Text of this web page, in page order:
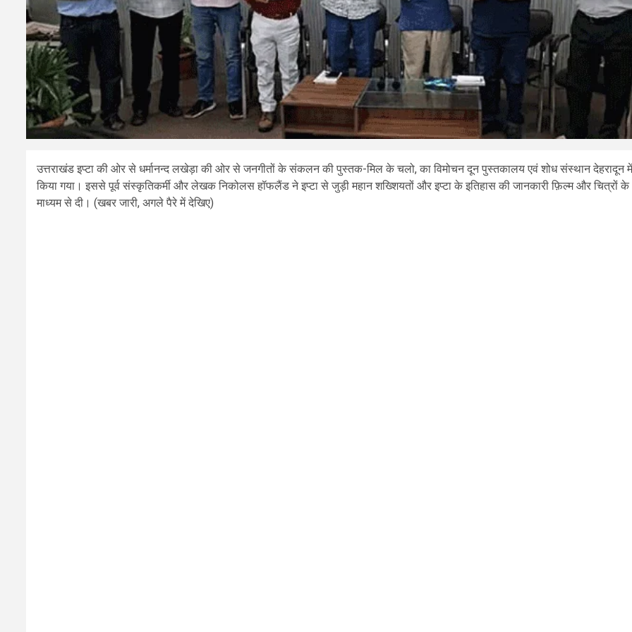
उत्तराखंड इप्टा की ओर से धर्मानन्द लखेड़ा की ओर से जनगीतों के संकलन की पुस्तक-मिल के चलो, का विमोचन दून पुस्तकालय एवं शोध संस्थान देहरादून में
किया गया। इससे पूर्व संस्कृतिकर्मी और लेखक निकोलस हॉफलैंड ने इप्टा से जुड़ी महान शख्शियतों और इप्टा के इतिहास की जानकारी फ़िल्म और चित्रों के
माध्यम से दी। (खबर जारी, अगले पैरे में देखिए)